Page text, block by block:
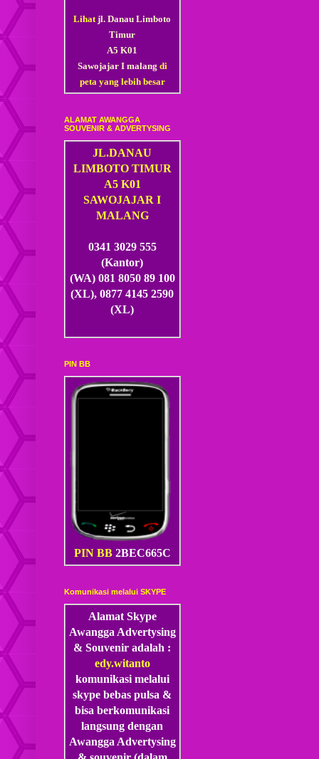
Lihatjl. Danau Limboto
Timur
A5 K01
Sawojajar I malang di
peta yang lebih besar
ALAMAT AWANGGA
SOUVENIR & ADVERTYSING
JL.DANAU
LIMBOTO TIMUR
A5 K01
SAWOJAJAR I
MALANG
0341 3029 555
(Kantor)
(WA) 081 8050 89 100
(XL), 0877 4145 2590
(XL)
PIN BB
PIN BB 2BEC665C
Komunikasi melalui SKYPE
Alamat Skype
Awangga Advertysing
& Souvenir adalah :
edy.witanto
komunikasi melalui
skype bebas pulsa &
bisa berkomunikasi
langsung dengan
Awangga Advertysing